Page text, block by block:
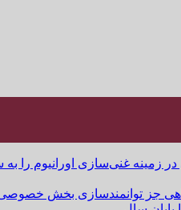
در زمینه غنی‌سازی اورانیوم را
جز توانمندسازی بخش